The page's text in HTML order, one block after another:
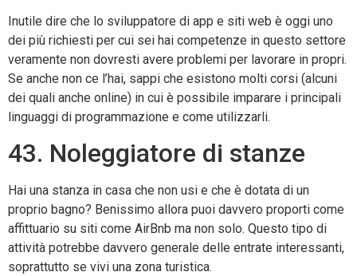
Inutile dire che lo sviluppatore di app e siti web è oggi uno
dei più richiesti per cui sei hai competenze in questo settore
veramente non dovresti avere problemi per lavorare in propri.
Se anche non ce l’hai, sappi che esistono molti corsi (alcuni
dei quali anche online) in cui è possibile imparare i principali
linguaggi di programmazione e come utilizzarli.
43. Noleggiatore di stanze
Hai una stanza in casa che non usi e che è dotata di un
proprio bagno? Benissimo allora puoi davvero proporti come
affittuario su siti come AirBnb ma non solo. Questo tipo di
attività potrebbe davvero generale delle entrate interessanti,
soprattutto se vivi una zona turistica.